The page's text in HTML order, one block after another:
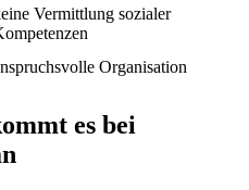
Vermittlung sozialer
Organisation
es bei